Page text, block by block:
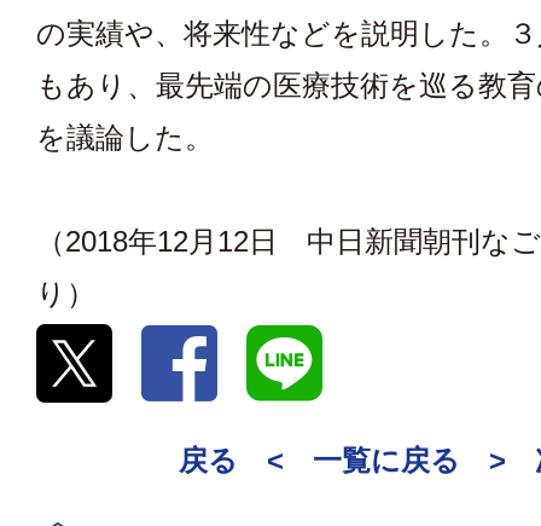
の実績や、将来性などを説明した。
もあり、最先端の医療技術を巡る教
を議論した。
（2018年12月12日 中日新聞朝刊な
り）
戻る < 一覧に戻る >